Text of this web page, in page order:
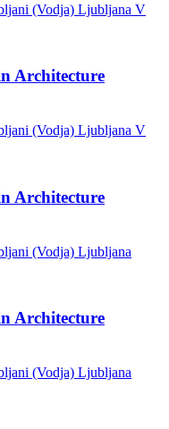
(Vodja) Ljubljana V
Architecture
(Vodja) Ljubljana V
Architecture
(Vodja) Ljubljana
Architecture
(Vodja) Ljubljana